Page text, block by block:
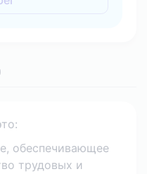
обеспечивающее
трудовых и